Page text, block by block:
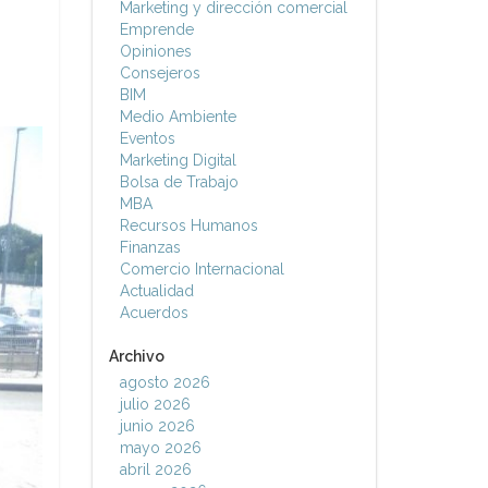
Marketing y dirección comercial
Emprende
Opiniones
Consejeros
BIM
Medio Ambiente
Eventos
Marketing Digital
Bolsa de Trabajo
MBA
Recursos Humanos
Finanzas
Comercio Internacional
Actualidad
Acuerdos
Archivo
agosto 2026
julio 2026
junio 2026
mayo 2026
abril 2026